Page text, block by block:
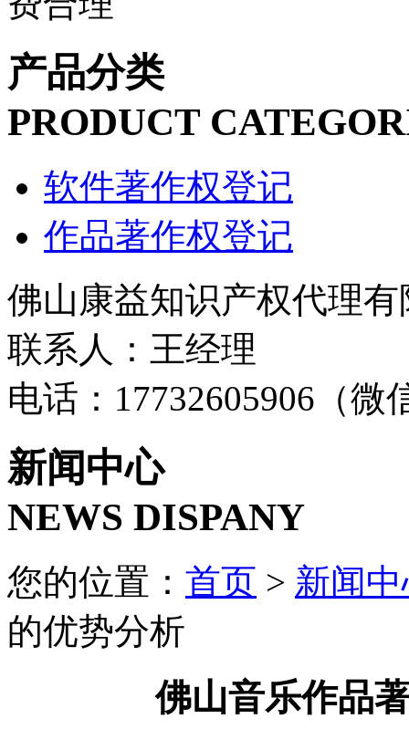
产品分类
PRODUCT
软件著作权登记
作品著作权登记
佛山康益知识产权代理有
联系人：王经理
电话：17732605906（微
新闻中心
NEWS DISPANY
您的位置： 首页 > 新闻
的优势分析
佛山音乐作品